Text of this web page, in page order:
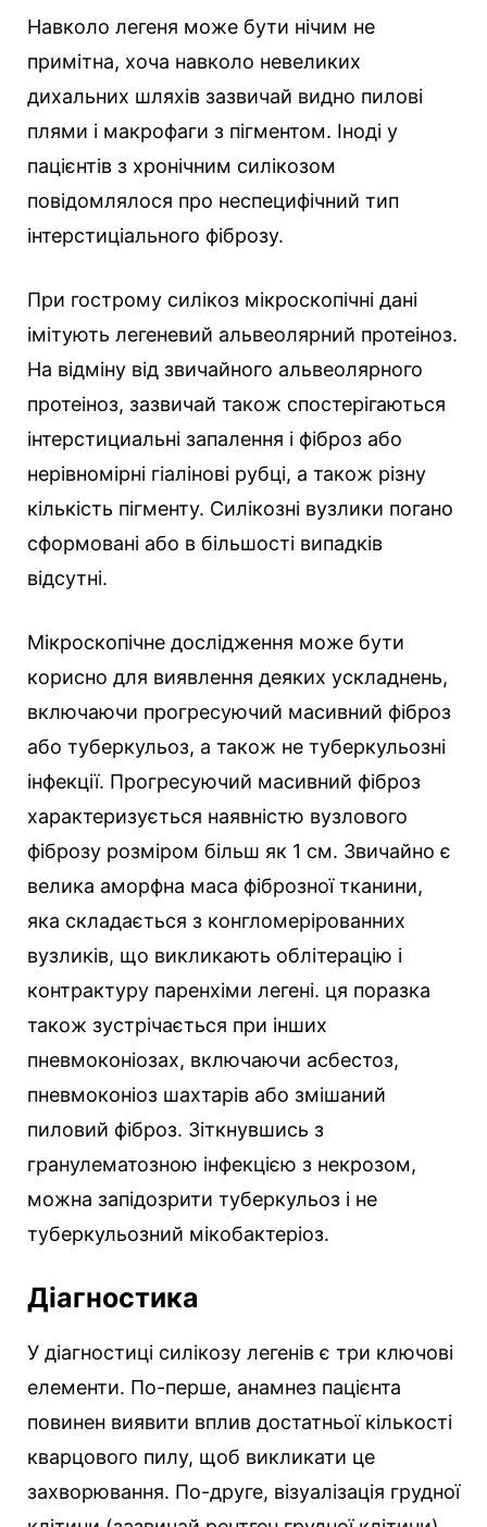
Навколо легеня може бути нічим не
примітна, хоча навколо невеликих
дихальних шляхів зазвичай видно пилові
плями і макрофаги з пігментом. Іноді у
пацієнтів з хронічним силікозом
повідомлялося про неспецифічний тип
інтерстиціального фіброзу.
При гострому силікоз мікроскопічні дані
імітують легеневий альвеолярний протеіноз.
На відміну від звичайного альвеолярного
протеіноз, зазвичай також спостерігаються
інтерстициальні запалення і фіброз або
нерівномірні гіалінові рубці, а також різну
кількість пігменту. Силікозні вузлики погано
сформовані або в більшості випадків
відсутні.
Мікроскопічне дослідження може бути
корисно для виявлення деяких ускладнень,
включаючи прогресуючий масивний фіброз
або туберкульоз, а також не туберкульозні
інфекції. Прогресуючий масивний фіброз
характеризується наявністю вузлового
фіброзу розміром більш як 1 см. Звичайно є
велика аморфна маса фіброзної тканини,
яка складається з конгломерірованних
вузликів, що викликають облітерацію і
контрактуру паренхіми легені. ця поразка
також зустрічається при інших
пневмоконіозах, включаючи асбестоз,
пневмоконіоз шахтарів або змішаний
пиловий фіброз. Зіткнувшись з
гранулематозною інфекцією з некрозом,
можна запідозрити туберкульоз і не
туберкульозний мікобактеріоз.
Діагностика
У діагностиці силікозу легенів є три ключові
елементи. По-перше, анамнез пацієнта
повинен виявити вплив достатньої кількості
кварцового пилу, щоб викликати це
захворювання. По-друге, візуалізація грудної